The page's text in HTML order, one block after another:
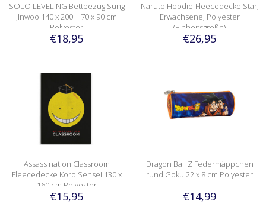
SOLO LEVELING Bettbezug Sung
Jinwoo 140 x 200 + 70 x 90 cm
Polyester
€18,95
Naruto Hoodie-Fleecedecke Star,
Erwachsene, Polyester
(Einheitsgröße)
€26,95
Assassination Classroom
Fleecedecke Koro Sensei 130 x
160 cm Polyester
€15,95
Dragon Ball Z Federmäppchen
rund Goku 22 x 8 cm Polyester
€14,99